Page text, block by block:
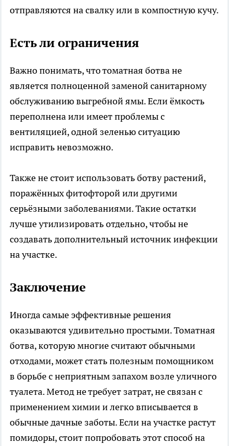
отправляются на свалку или в компостную кучу.
Есть ли ограничения
Важно понимать, что томатная ботва не
является полноценной заменой санитарному
обслуживанию выгребной ямы. Если ёмкость
переполнена или имеет проблемы с
вентиляцией, одной зеленью ситуацию
исправить невозможно.
Также не стоит использовать ботву растений,
поражённых фитофторой или другими
серьёзными заболеваниями. Такие остатки
лучше утилизировать отдельно, чтобы не
создавать дополнительный источник инфекции
на участке.
Заключение
Иногда самые эффективные решения
оказываются удивительно простыми. Томатная
ботва, которую многие считают обычными
отходами, может стать полезным помощником
в борьбе с неприятным запахом возле уличного
туалета. Метод не требует затрат, не связан с
применением химии и легко вписывается в
обычные дачные заботы. Если на участке растут
помидоры, стоит попробовать этот способ на